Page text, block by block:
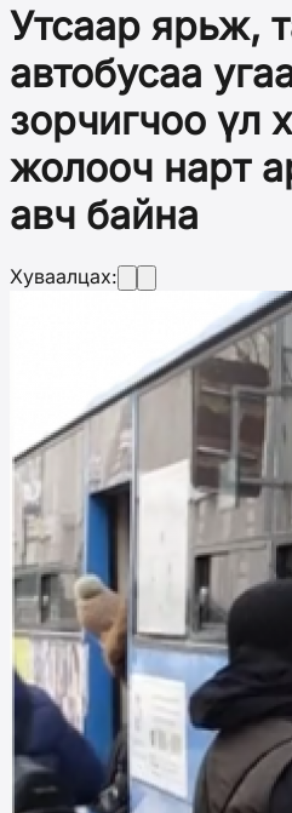
Утсаар ярьж,
автобусаа
зорчигчоо үл
жолооч нарт
авч байна
Хуваалцах: